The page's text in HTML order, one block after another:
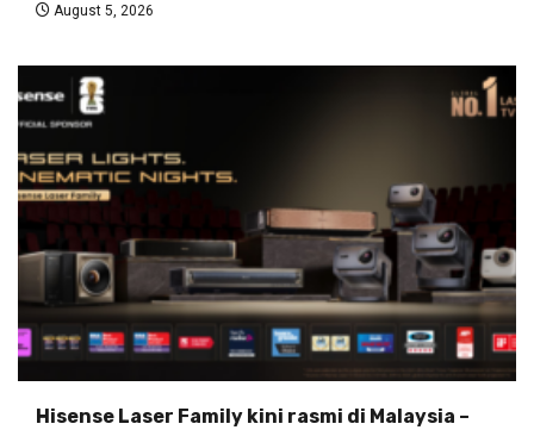
August 5, 2026
Hisense Laser Family kini rasmi di Malaysia –